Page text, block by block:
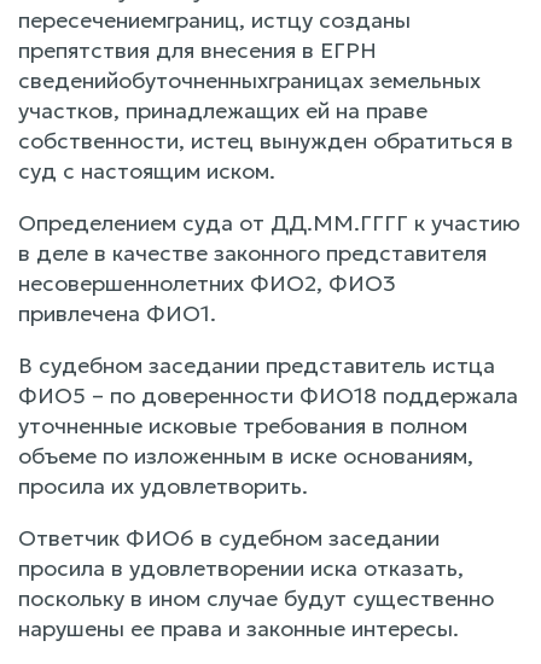
пересечениемграниц, истцу созданы
препятствия для внесения в ЕГРН
сведенийобуточненныхграницах земельных
участков, принадлежащих ей на праве
собственности, истец вынужден обратиться в
суд с настоящим иском.
Определением суда от ДД.ММ.ГГГГ к участию
в деле в качестве законного представителя
несовершеннолетних ФИО2, ФИО3
привлечена ФИО1.
В судебном заседании представитель истца
ФИО5 – по доверенности ФИО18 поддержала
уточненные исковые требования в полном
объеме по изложенным в иске основаниям,
просила их удовлетворить.
Ответчик ФИО6 в судебном заседании
просила в удовлетворении иска отказать,
поскольку в ином случае будут существенно
нарушены ее права и законные интересы.